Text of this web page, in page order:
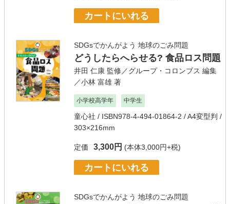
カートにいれる
SDGsでかんがよう 地球のごみ問題
どうしたらへらせる? 食品ロス問題
井田 仁康 監修／グループ・コロンブス 編集
／小林 富雄 著
小学校高学年 中学生
童心社 / ISBN978-4-494-01864-2 / A4変型判 /
303×216mm
定価 3,300円 (本体3,000円+税)
カートにいれる
SDGsでかんがよう 地球のごみ問題